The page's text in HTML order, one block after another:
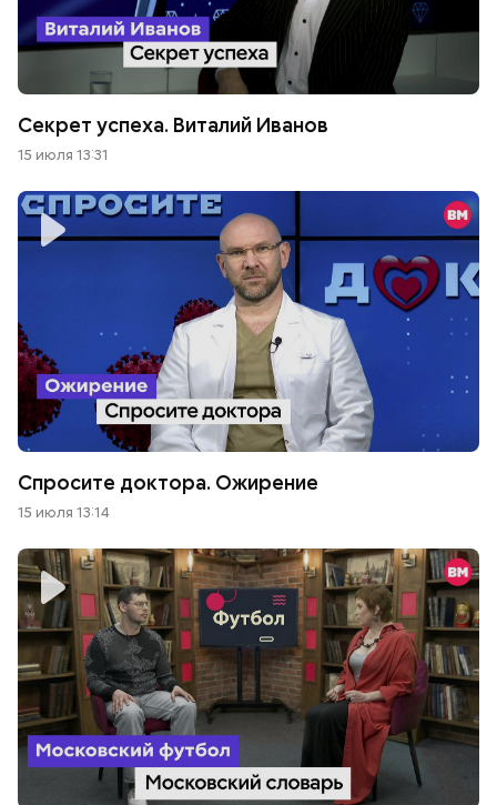
Секрет успеха. Виталий Иванов
15 июля 13:31
Спросите доктора. Ожирение
15 июля 13:14